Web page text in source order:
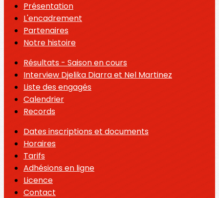
Présentation
L'encadrement
Partenaires
Notre histoire
Résultats - Saison en cours
Interview Djelika Diarra et Nel Martinez
Liste des engagés
Calendrier
Records
Dates inscriptions et documents
Horaires
Tarifs
Adhésions en ligne
Licence
Contact